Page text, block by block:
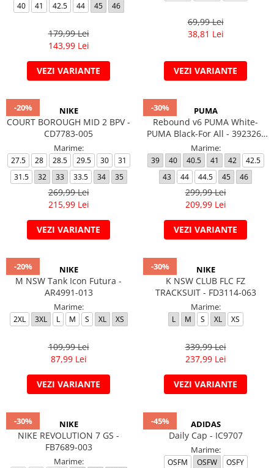
40 41 42.5 44 45 46
179,99 Lei
143,99 Lei
VEZI VARIANTE
69,99 Lei
38,81 Lei
VEZI VARIANTE
-20% NIKE
COURT BOROUGH MID 2 BPV -
CD7783-005
Marime:
27.5 28 28.5 29.5 30
31
31.5
32 33 33.5 34 35
269,99 Lei
215,99 Lei
VEZI VARIANTE
-30% PUMA
Rebound v6 PUMA White-
PUMA Black-For All - 392326-
04
Marime:
39 40 40.5 41 42
42.5
43
44 44.5 45 46
299,99 Lei
209,99 Lei
VEZI VARIANTE
-20% NIKE
M NSW Tank Icon Futura -
AR4991-013
Marime:
2XL 3XL L M S XL XS
109,99 Lei
87,99 Lei
VEZI VARIANTE
-30% NIKE
K NSW CLUB FLC FZ
TRACKSUIT - FD3114-063
Marime:
L M S XL XS
339,99 Lei
237,99 Lei
VEZI VARIANTE
-30% NIKE
NIKE REVOLUTION 7 GS -
FB7689-003
Marime:
-45% ADIDAS
Daily Cap - IC9707
Marime:
OSFM OSFW OSFY